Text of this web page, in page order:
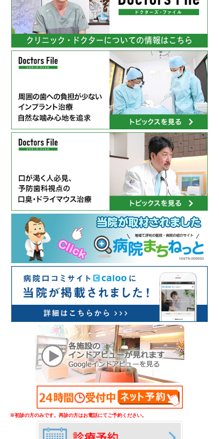
※初診の方のみです。再診の方はお電話にてご予約ください。